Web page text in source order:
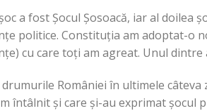
a fost Șocul Șosoacă, iar al doilea
politice. Constituția am adoptat-o
cu care toți am agreat. Unul dintre
României în ultimele
întâlnit și care și-au exprimat șocul